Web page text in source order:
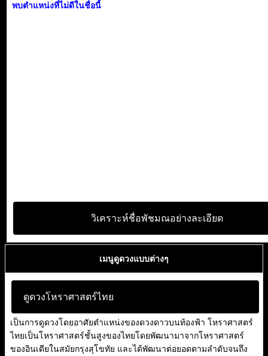
พบตำแหน่งที่ไม่ดีในชื่อนี้
วิเคราะห์ชื่อพัชมณอย่างละเอียด
เมนูดูดวงแบบต่างๆ
ดูดวงโหราศาสตร์ไทย
เป็นการดูดวงโดยอาศัยตำแหน่งของดวงดาวบนท้องฟ้า โหราศาสตร์
ไทยเป็นโหราศาสตร์ชั้นสูงของไทยโดยพัฒนามาจากโหราศาสตร์
ของอินเดียในสมัยกรุงสุโขทัย และได้พัฒนาต่อยอดตามลำดับจนถึง